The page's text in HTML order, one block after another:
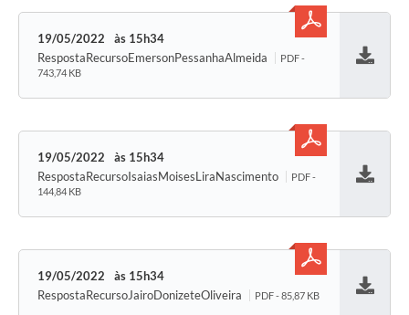
19/05/2022
15h34
RespostaRecursoEmersonPessanhaAlmeida
PDF -
743,74 KB
19/05/2022
15h34
RespostaRecursoIsaiasMoisesLiraNascimento
PDF -
144,84 KB
19/05/2022
15h34
RespostaRecursoJairoDonizeteOliveira
PDF - 85,87 KB